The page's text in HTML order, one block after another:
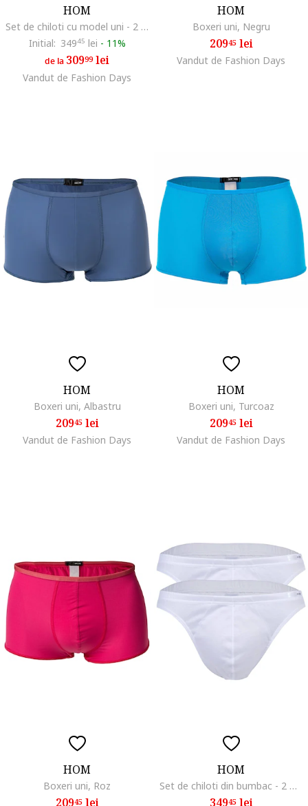
HOM
Set de chiloti cu model uni - 2 Perechi, Rosu
Initial: 34945 lei - 11%
de la 30999lei
Vandut de Fashion Days
HOM
Boxeri uni, Negru
20945lei
Vandut de Fashion Days
HOM
Boxeri uni, Albastru
20945lei
Vandut de Fashion Days
HOM
Boxeri uni, Turcoaz
20945lei
Vandut de Fashion Days
HOM
Boxeri uni, Roz
20945lei
HOM
Set de chiloti din bumbac - 2 Perechi, Alb
34945lei